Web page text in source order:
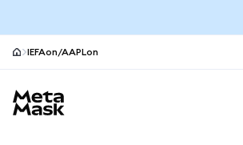
IEFAon/AAPLon